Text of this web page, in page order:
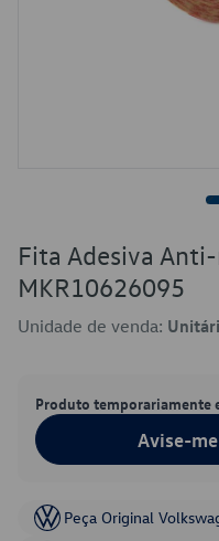
Fita Adesiva
MKR10626095
Unidade de venda:
Produto temporariamente
Avise-
Peça Original